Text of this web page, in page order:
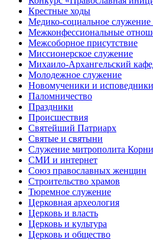
Крестные ходы
Медико-социальное служение
Межконфессиональные
Межсоборное присутствие
Миссионерское служение
Михаило-Архангельский
Молодежное служение
Новомученики и исповедники
Паломничество
Праздники
Происшествия
Святейший Патриарх
Святые и святыни
Служение митрополита
СМИ и интернет
Союз православных женщин
Строительство храмов
Тюремное служение
Церковная археология
Церковь и власть
Церковь и культура
Церковь и общество